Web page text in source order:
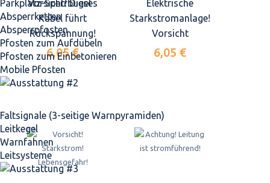
Parkplatz-Sperrbügel
Absperrketten
Absperrpfosten
Pfosten zum Aufdübeln
Pfosten zum Einbetonieren
Mobile Pfosten
Faltsignale (3-seitige Warnpyramiden)
Leitkegel
Warnfahnen
Leitsysteme
Vorsicht! Dieses
Kabel führt
Rückspannung!
6,05 €
Elektrische
Starkstromanlage!
Vorsicht
6,05 €